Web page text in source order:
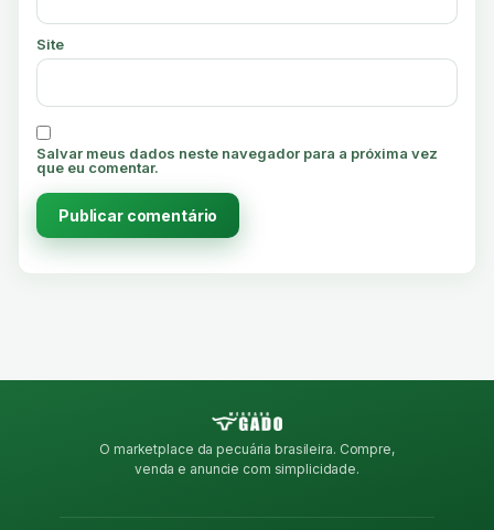
Site
Salvar meus dados neste navegador para a próxima vez
que eu comentar.
O marketplace da pecuária brasileira. Compre,
venda e anuncie com simplicidade.